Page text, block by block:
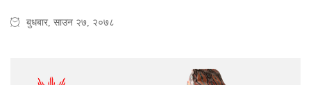
बुधबार, साउन २७, २०७८